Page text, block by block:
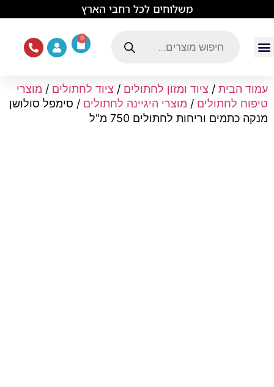
משלוחים לכל רחבי הארץ
0
עמוד הבית / ציוד ומזון לחתולים / ציוד לחתולים / מוצרי
טיפוח לחתולים / מוצרי היגיינה לחתולים / סימפל סולושן
מנקה כתמים וריחות לחתולים 750 מ"ל